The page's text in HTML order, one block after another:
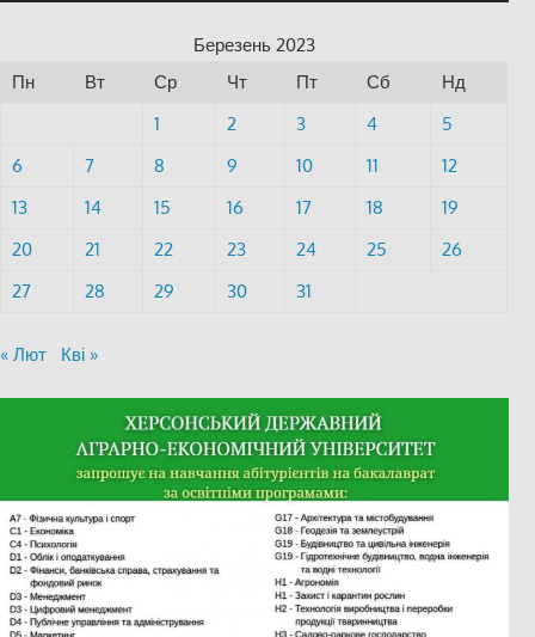
Березень 2023
Пн
Вт Ср Чт Пт Сб
Нд
1
2 3 4
5
6
7 8 9 10 11
12
13
14 15 16 17 18
19
20
21 22 23 24 25
26
27
28 29 30 31
« Лют Кві »